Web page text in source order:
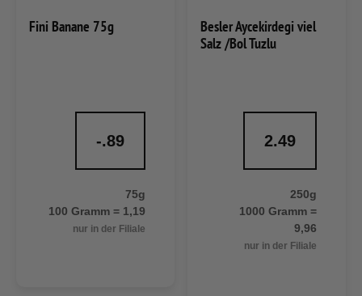
Fini Banane 75g
-.89
75g
100 Gramm = 1,19
nur in der Filiale
Besler Aycekirdegi viel
Salz /Bol Tuzlu
2.49
250g
1000 Gramm =
9,96
nur in der Filiale